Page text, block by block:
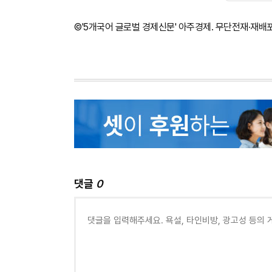
©'5개국어 글로벌 경제신문' 아주경제. 무단전재·재배
댓글 0